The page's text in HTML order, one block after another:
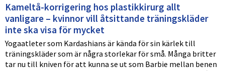
Kameltå-korrigering hos plastikkirurg allt
vanligare – kvinnor vill åtsittande träningskläder
inte ska visa för mycket
Yogaatleter som Kardashians är kända för sin kärlek till
träningskläder som är några storlekar för små. Många britter
tar nu till kniven för att kunna se ut som Barbie mellan benen